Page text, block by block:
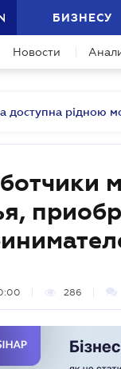
БИЗНЕСУ
Новости
доступна рідною
286